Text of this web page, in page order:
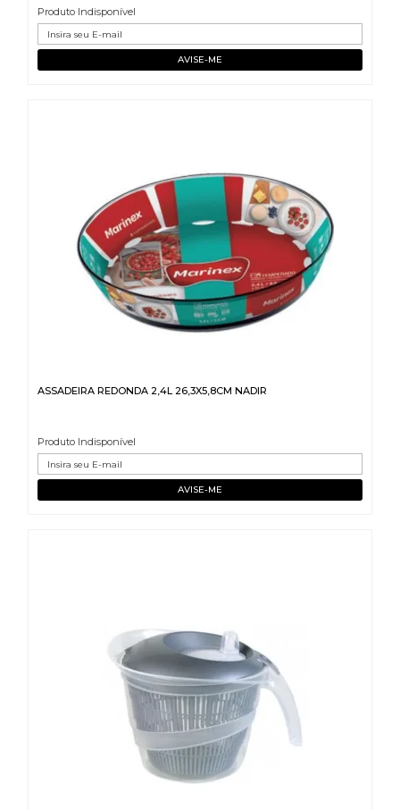
Produto Indisponível
ASSADEIRA REDONDA 2,4L 26,3X5,8CM NADIR
Produto Indisponível